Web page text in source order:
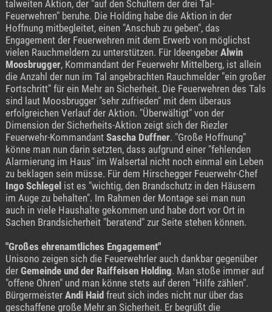
talweiten Aktion, der "auf den Schultern der drei Tal-
Feuerwehren" beruhe. Die Holding habe die Aktion in der
Hoffnung mitbegleitet, einen "Anschub zu geben", das
Engagement der Feuerwehren mit dem Erwerb von möglichst
vielen Rauchmeldern zu unterstützen. Für Ideengeber Alwin
Moosbrugger, Kommandant der Feuerwehr Mittelberg, ist allein
die Anzahl der nun im Tal angebrachten Rauchmelder "ein großer
Fortschritt" für ein Mehr an Sicherheit. Die Feuerwehren des Tals
sind laut Moosbrugger "sehr zufrieden" mit dem überaus
erfolgreichen Verlauf der Aktion. "Überwältigt" von der
Dimension der Sicherheits-Aktion zeigt sich der Riezler
Feuerwehr-Kommandant Sascha Duffner. "Große Hoffnung"
könne man nun darin setzten, dass aufgrund einer "fehlenden
Alarmierung im Haus" im Walsertal nicht noch einmal ein Leben
zu beklagen sein müsse. Für dem Hirschegger Feuerwehr-Chef
Ingo Schlegel ist es "wichtig, den Brandschutz in den Häusern
im Auge zu behalten". Im Rahmen der Montage sei man nun
auch in viele Haushalte gekommen und habe dort vor Ort in
Sachen Brandsicherheit "beratend" zur Seite stehen können.
"Großes ehrenamtliches Engagement"
Unisono zeigen sich die Feuerwehrler auch dankbar gegenüber
der Gemeinde und der Raiffeisen Holding. Man stoße immer auf
"offene Ohren" und man könne stets auf deren "Hilfe zählen".
Bürgermeister Andi Haid freut sich indes nicht nur über das
geschaffene große Mehr an Sicherheit. Er begrüßt die